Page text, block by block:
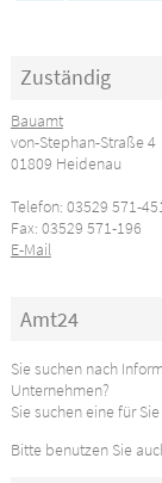
Zuständig
Bauamt
von-Stephan-Straße 4
01809 Heidenau
Telefon: 03529 571-
Fax: 03529 571-196
E-Mail
Amt24
Sie suchen nach
Unternehmen?
Sie suchen eine für
Bitte benutzen Sie